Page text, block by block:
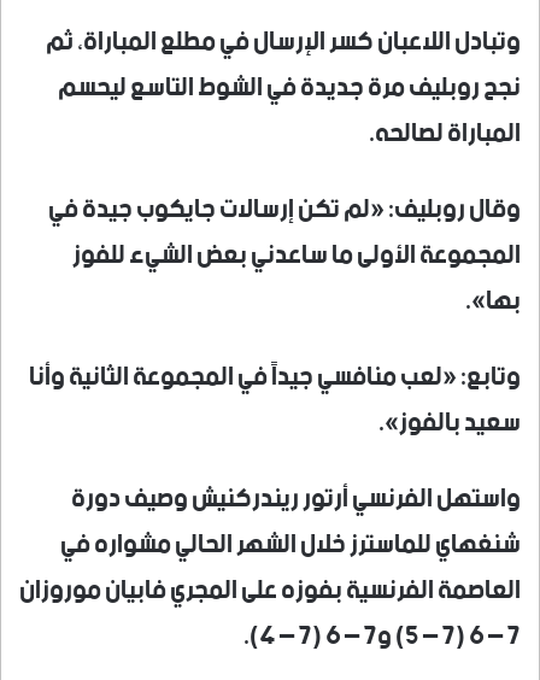
وتبادل اللاعبان كسر الإرسال في مطلع المباراة، ثم
نجح روبليف مرة جديدة في الشوط التاسع ليحسم
المباراة لصالحه.
وقال روبليف: «لم تكن إرسالات جايكوب جيدة في
المجموعة الأولى ما ساعدني بعض الشيء للفوز
بها».
وتابع: «لعب منافسي جيداً في المجموعة الثانية وأنا
سعيد بالفوز».
واستهل الفرنسي أرتور ريندركنيش وصيف دورة
شنغهاي للماسترز خلال الشهر الحالي مشواره في
العاصمة الفرنسية بفوزه على المجري فابيان موروزان
7 – 6 (7 – 5) و7 – 6 (7 – 4).